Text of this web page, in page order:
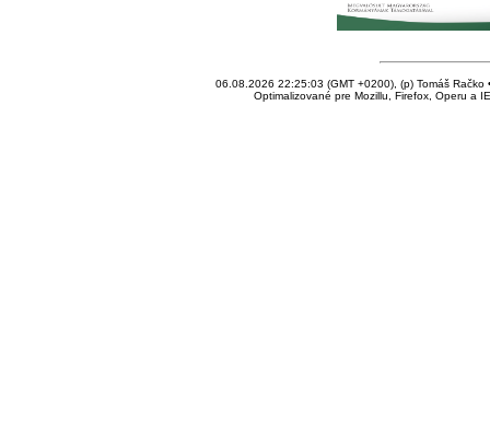
06.08.2026 22:25:03 (GMT +0200), (p) Tomáš Račko
Optimalizované pre Mozillu, Firefox, Operu a